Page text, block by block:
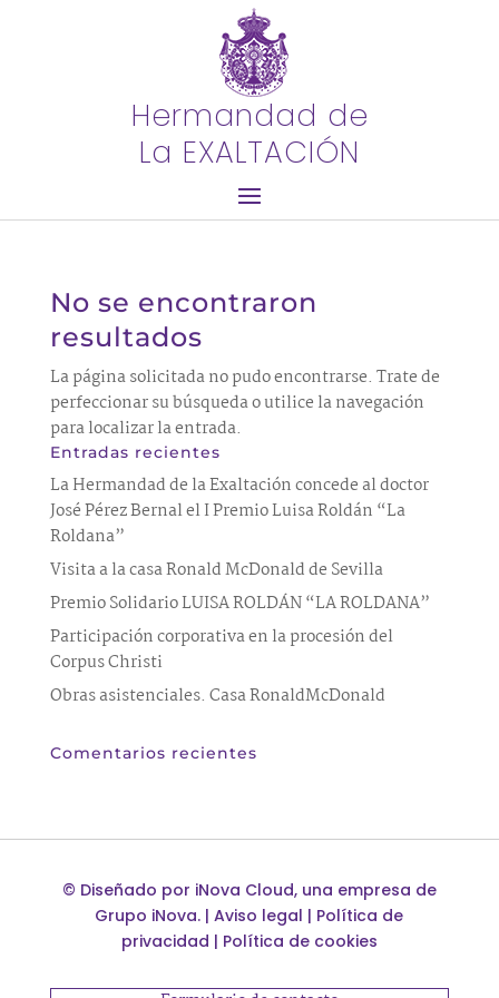
Hermandad de
La EXALTACIÓN
No se encontraron
resultados
La página solicitada no pudo encontrarse. Trate de
perfeccionar su búsqueda o utilice la navegación
para localizar la entrada.
Entradas recientes
La Hermandad de la Exaltación concede al doctor
José Pérez Bernal el I Premio Luisa Roldán “La
Roldana”
Visita a la casa Ronald McDonald de Sevilla
Premio Solidario LUISA ROLDÁN “LA ROLDANA”
Participación corporativa en la procesión del
Corpus Christi
Obras asistenciales. Casa RonaldMcDonald
Comentarios recientes
© Diseñado por iNova Cloud, una empresa de
Grupo iNova. |Aviso legal | Política de
privacidad | Política de cookies